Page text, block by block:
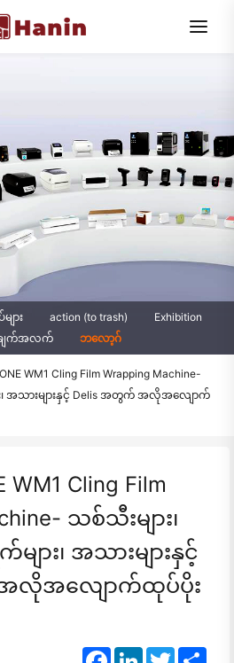
များ action (to trash)
Exhibition
ျက်အလက်
ဘလော့ဂ်
WM1 Cling Film Wrapping Machine-
၊ အသားများနှင့် Delis အတွက် အလိုအလျောက်
WM1 Cling Film
သစ်သီးများ၊
ား၊ အသားများနှင့်
လိုအလျောက်ထုပ်ပိုး
FacebookLinkedInTwitter